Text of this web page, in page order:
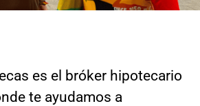
es el bróker hipotecario
te ayudamos a